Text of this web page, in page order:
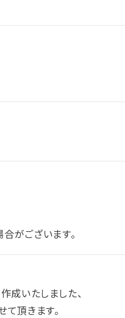
がございます。
成いたしました、
頂きます。